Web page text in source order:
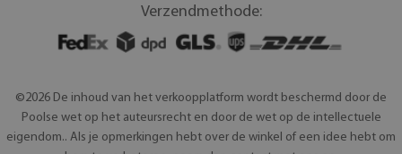
Verzendmethode:
©2026 De inhoud van het verkoopplatform wordt beschermd door de
Poolse wet op het auteursrecht en door de wet op de intellectuele
eigendom.. Als je opmerkingen hebt over de winkel of een idee hebt om